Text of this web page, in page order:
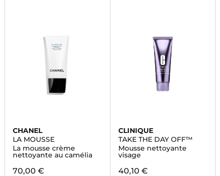
CHANEL
LA MOUSSE
La mousse crème
nettoyante au camélia
70,00 €
CLINIQUE
TAKE THE DAY OFF™
Mousse nettoyante
visage
40,10 €